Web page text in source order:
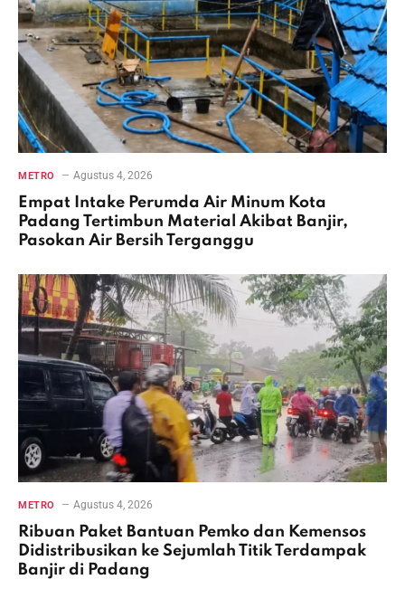
METRO Agustus 4, 2026
Empat Intake Perumda Air Minum Kota
Padang Tertimbun Material Akibat Banjir,
Pasokan Air Bersih Terganggu
METRO Agustus 4, 2026
Ribuan Paket Bantuan Pemko dan Kemensos
Didistribusikan ke Sejumlah Titik Terdampak
Banjir di Padang